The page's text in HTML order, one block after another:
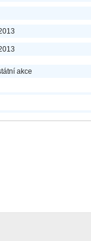
akce